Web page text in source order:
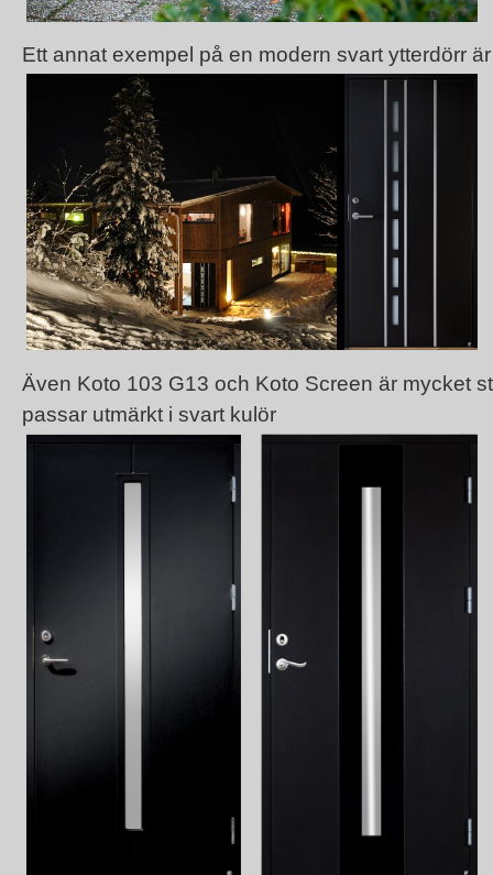
Ett annat exempel på en modern svart ytterdörr
Även Koto 103 G13 och Koto Screen är mycket
passar utmärkt i svart kulör